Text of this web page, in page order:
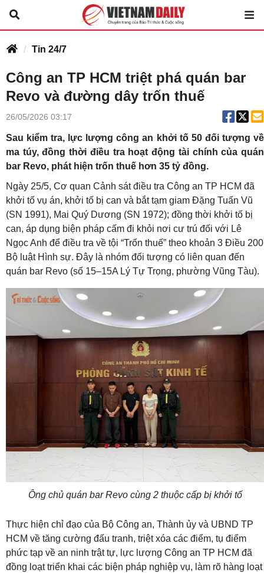
Tin 24/7
Công an TP HCM triệt phá quán bar
Revo và đường dây trốn thuế
26/05/2026 03:17
Sau kiểm tra, lực lượng công an khởi tố 50 đối tượng về
ma túy, đồng thời điều tra hoạt động tài chính của quán
bar Revo, phát hiện trốn thuế hơn 35 tỷ đồng.
Ngày 25/5, Cơ quan Cảnh sát điều tra Công an TP HCM đã
khởi tố vụ án, khởi tố bị can và bắt tạm giam Đặng Tuấn Vũ
(SN 1991), Mai Quý Dương (SN 1972); đồng thời khởi tố bị
can, áp dụng biện pháp cấm đi khỏi nơi cư trú đối với Lê
Ngọc Anh để điều tra về tội “Trốn thuế” theo khoản 3 Điều 200
Bộ luật Hình sự. Đây là nhóm đối tượng có liên quan đến
quán bar Revo (số 15–15A Lý Tự Trọng, phường Vũng Tàu).
Ông chủ quán bar Revo cùng 2 thuộc cấp bị khởi tố
Thực hiện chỉ đạo của Bộ Công an, Thành ủy và UBND TP
HCM về tăng cường đấu tranh, triệt xóa các điểm, tụ điểm
phức tạp về an ninh trật tự, lực lượng Công an TP HCM đã
đồng loạt triển khai các biện pháp nghiệp vụ, làm rõ hàng loạt